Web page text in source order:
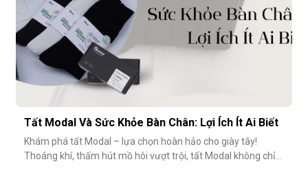
Tất Modal Và Sức Khỏe Bàn Chân: Lợi Ích Ít Ai Biết
Khám phá tất Modal – lựa chọn hoàn hảo cho giày tây!
Thoáng khí, thấm hút mồ hôi vượt trội, tất Modal không chỉ